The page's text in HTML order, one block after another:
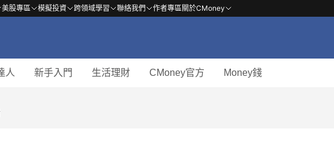
美股專區 模擬投資 跨領域學習 聯絡我們 作者專區關於CMoney
人 新手入門 生活理財 CMoney官方 Money錢